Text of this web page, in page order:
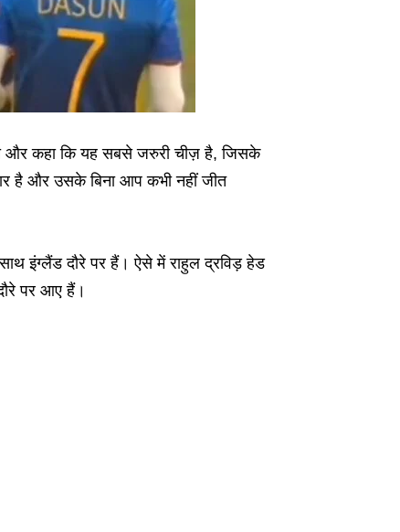
और कहा कि यह सबसे जरुरी चीज़ है, जिसके
है और उसके बिना आप कभी नहीं जीत
साथ इंग्लैंड दौरे पर हैं। ऐसे में राहुल द्रविड़ हेड
पर आए हैं।